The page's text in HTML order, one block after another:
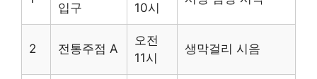
입구
10시
2 전통주점 A
오전
11시
생막걸리 시음